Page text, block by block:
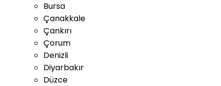
Bursa
Çanakkale
Çankırı
Çorum
Denizli
Diyarbakır
Düzce